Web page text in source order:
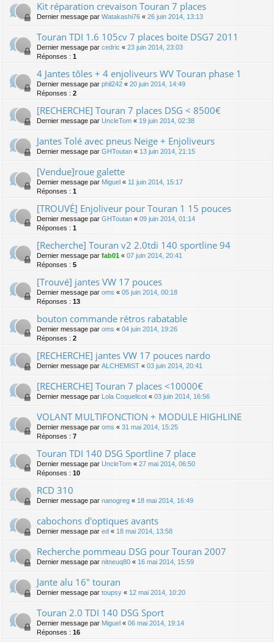
Kit réparation crevaison Touran 7 places
Dernier message par Watakashi76 « 26 juin 2014, 13:13
Touran TDI 1.6 105cv 7 places boite DSG7 2011
Dernier message par cedric « 23 juin 2014, 23:03
Réponses : 1
4 Jantes tôles + 4 enjoliveurs WV Touran phase 1
Dernier message par phil242 « 20 juin 2014, 14:49
Réponses : 2
[RECHERCHE] Touran 7 places DSG < 8500€
Dernier message par UncleTom « 19 juin 2014, 02:38
Jantes Tolé avec pneus Neige + Enjoliveurs
Dernier message par GHToutan « 13 juin 2014, 21:15
[Vendue]roue galette
Dernier message par Miguel « 11 juin 2014, 15:17
Réponses : 1
[TROUVÉ] Enjoliveur pour Touran 1 15 pouces
Dernier message par GHToutan « 09 juin 2014, 01:14
Réponses : 1
[Recherche] Touran v2 2.0tdi 140 sportline 94
Dernier message par fab01 « 07 juin 2014, 20:41
Réponses : 5
[Trouvé] jantes VW 17 pouces
Dernier message par oms « 05 juin 2014, 00:18
Réponses : 13
bouton commande rétros rabatable
Dernier message par oms « 04 juin 2014, 19:26
Réponses : 2
[RECHERCHE] jantes VW 17 pouces nardo
Dernier message par ALCHEMIST « 03 juin 2014, 20:41
[RECHERCHE] Touran 7 places <10000€
Dernier message par Lola Coquelicot « 03 juin 2014, 16:56
VOLANT MULTIFONCTION + MODULE HIGHLINE
Dernier message par oms « 31 mai 2014, 15:25
Réponses : 7
Touran TDI 140 DSG Sportline 7 place
Dernier message par UncleTom « 27 mai 2014, 06:50
Réponses : 10
RCD 310
Dernier message par nanogreg « 18 mai 2014, 16:49
cabochons d'optiques avants
Dernier message par ed « 18 mai 2014, 13:58
Recherche pommeau DSG pour Touran 2007
Dernier message par nitneuq80 « 16 mai 2014, 15:59
Jante alu 16" touran
Dernier message par toupsy « 12 mai 2014, 10:20
Touran 2.0 TDI 140 DSG Sport
Dernier message par Miguel « 06 mai 2014, 19:14
Réponses : 16